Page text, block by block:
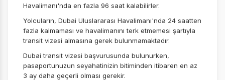
Havalimanı'nda en fazla 96 saat kalabilirler.
Yolcuların, Dubai Uluslararası Havalimanı'nda 24 saatten
fazla kalmaması ve havalimanını terk etmemesi şartıyla
transit vizesi almasına gerek bulunmamaktadır.
Dubai transit vizesi başvurusunda bulunurken,
pasaportunuzun seyahatinizin bitiminden itibaren en az
3 ay daha geçerli olması gerekir.